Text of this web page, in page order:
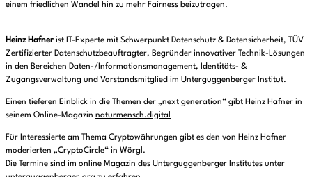
einem friedlichen Wandel hin zu mehr Fairness beizutragen.
Heinz Hafner ist IT-Experte mit Schwerpunkt Datenschutz & Datensicherheit, TÜV
Zertifizierter Datenschutzbeauftragter, Begründer innovativer Technik-Lösungen
in den Bereichen Daten-/Informationsmanagement, Identitäts- &
Zugangsverwaltung und Vorstandsmitglied im Unterguggenberger Institut.
Einen tieferen Einblick in die Themen der „next generation“ gibt Heinz Hafner in
seinem Online-Magazin naturmensch.digital
Für Interessierte am Thema Cryptowährungen gibt es den von Heinz Hafner
moderierten „CryptoCircle“ in Wörgl.
Die Termine sind im online Magazin des Unterguggenberger Institutes unter